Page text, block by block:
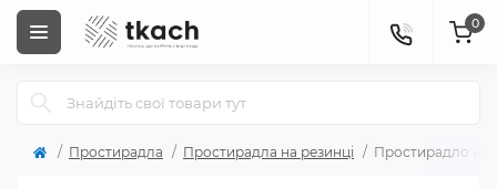
0
Простирадла Простирадла на резинці Простирадло на